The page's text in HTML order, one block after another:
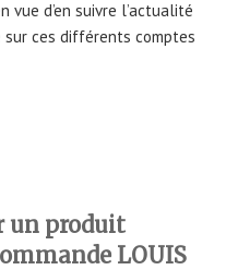
vue d’en suivre l’actualité
sur ces différents comptes
un produit
LOUIS